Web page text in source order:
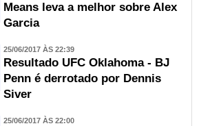
Means leva a melhor sobre Alex
Garcia
25/06/2017 ÀS 22:39
Resultado UFC Oklahoma - BJ
Penn é derrotado por Dennis
Siver
25/06/2017 ÀS 22:00